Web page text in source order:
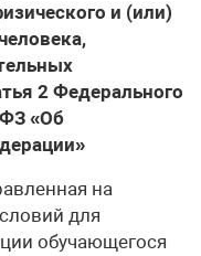
и (или)
2 Федерального
«Об
на
для
обучающегося